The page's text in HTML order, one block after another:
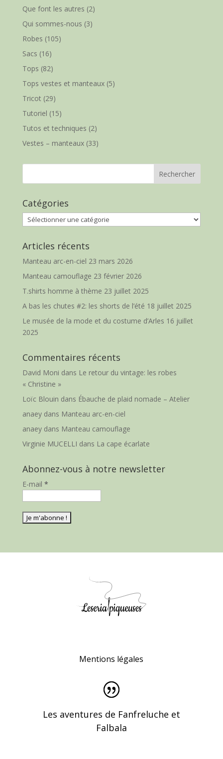
Que font les autres (2)
Qui sommes-nous (3)
Robes (105)
Sacs (16)
Tops (82)
Tops vestes et manteaux(5)
Tricot(29)
Tutoriel (15)
Tutos et techniques (2)
Vestes – manteaux(33)
Catégories
Catégories
Articles récents
Manteau arc-en-ciel 23 mars 2026
Manteau camouflage 23 février 2026
T.shirts homme à thème 23 juillet 2025
A bas les chutes #2: les shorts de l’été 18 juillet 2025
Le musée de la mode et du costume d’Arles 16 juillet
2025
Commentaires récents
David Moni dans Le retour du vintage: les robes
« Christine »
Loïc Blouin dans Ébauche de plaid nomade – Atelier
anaeydans Manteau arc-en-ciel
anaeydans Manteau camouflage
Virginie MUCELLI dans La cape écarlate
Abonnez-vous à notre newsletter
E-mail *
Mentions légales
Les aventures de Fanfreluche et
Falbala